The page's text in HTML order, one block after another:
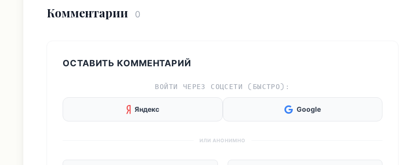
Комментарии 0
ОСТАВИТЬ КОММЕНТАРИЙ
ВОЙТИ ЧЕРЕЗ СОЦСЕТИ (БЫСТРО):
Яндекс Google
ИЛИ АНОНИМНО